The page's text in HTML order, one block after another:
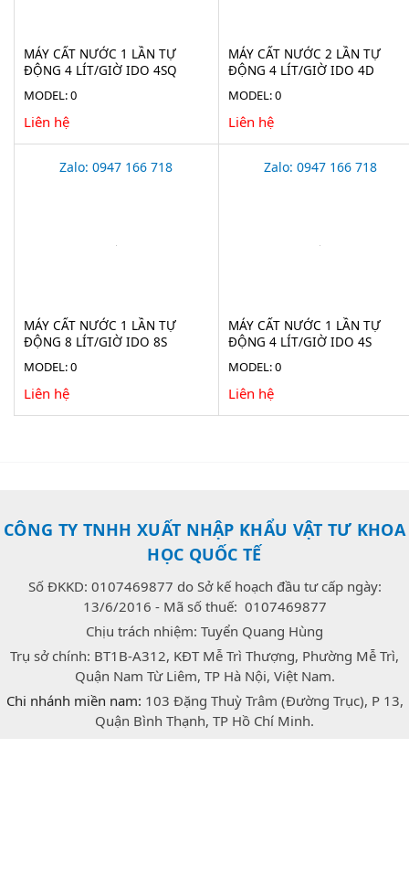
MÁY CẤT NƯỚC 1 LẦN TỰ
ĐỘNG 4 LÍT/GIỜ IDO 4SQ
MODEL: 0
Liên hệ
MÁY CẤT NƯỚC 2 LẦN TỰ
ĐỘNG 4 LÍT/GIỜ IDO 4D
MODEL: 0
Liên hệ
Zalo: 0947 166 718
MÁY CẤT NƯỚC 1 LẦN TỰ
ĐỘNG 8 LÍT/GIỜ IDO 8S
MODEL: 0
Liên hệ
Zalo: 0947 166 718
MÁY CẤT NƯỚC 1 LẦN TỰ
ĐỘNG 4 LÍT/GIỜ IDO 4S
MODEL: 0
Liên hệ
CÔNG TY TNHH XUẤT NHẬP KHẨU VẬT TƯ KHOA
HỌC QUỐC TẾ
Số ĐKKD: 0107469877 do Sở kế hoạch đầu tư cấp ngày:
13/6/2016 - Mã số thuế: 0107469877
Chịu trách nhiệm: Tuyển Quang Hùng
Trụ sở chính: BT1B-A312, KĐT Mễ Trì Thượng, Phường Mễ Trì,
Quận Nam Từ Liêm, TP Hà Nội, Việt Nam.
Chi nhánh miền nam: 103 Đặng Thuỳ Trâm (Đường Trục), P 13,
Quận Bình Thạnh, TP Hồ Chí Minh.